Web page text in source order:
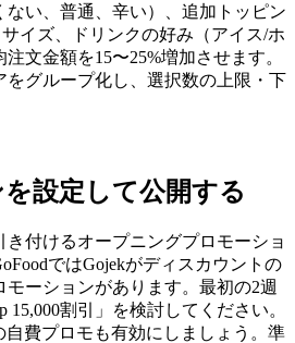
ない、普通、辛い）、追加トッピン
イズ、ドリンクの好み（アイス/ホ
文金額を15〜25%増加させます。
をグループ化し、選択数の上限・下
設定して公開する
付けるオープニングプロモーショ
ではGojekがディスカウントの
ーションがあります。最初の2週
15,000割引」を検討してください。
費プロモも有効にしましょう。準